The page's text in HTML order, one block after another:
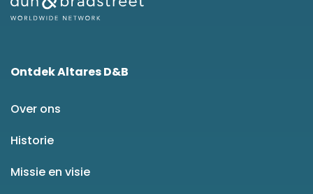
Ontdek Altares D&B
Over ons
Historie
Missie en visie